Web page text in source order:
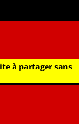
à partagersans